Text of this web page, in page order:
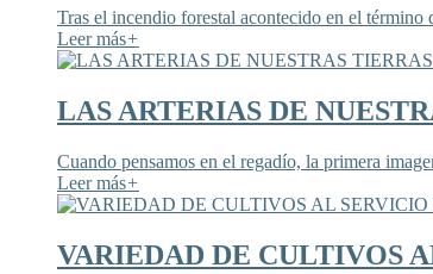
Tras el incendio forestal acontecido en el
Leer más+
LAS ARTERIAS DE
Cuando pensamos en el regadío, la primera
Leer más+
VARIEDAD DE CULTIVOS